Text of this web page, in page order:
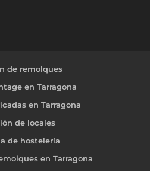
de remolques
en Tarragona
en Tarragona
de locales
de hostelería
en Tarragona